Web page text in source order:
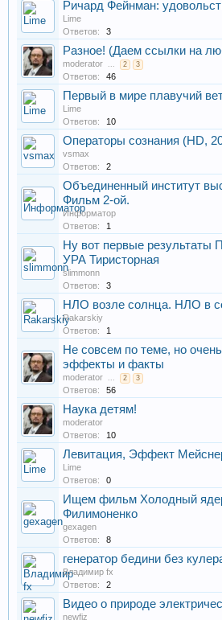
Ричард Фейнман:
Lime
Ответов:
3
Разное! (Даем ссылки на
moderator ... 2 3
Ответов: 46
Первый в мире плавучий
Lime
Ответов:
10
Операторы сознания (HD,
vsmax
Ответов:
2
Объединенный институт
Фильм 2-ой.
Информатор
Ответов:
1
Ну вот первые
УРА Тиристорная
slimmonn
Ответов:
3
НЛО возле солнца. НЛО в
Rakarskiy
Ответов:
1
Не совсем по теме, но
эффекты и факты
moderator ... 2 3
Ответов: 56
Наука детям!
moderator
Ответов:
10
Левитация, Эффект
Lime
Ответов:
0
Ищем фильм Холодный
Филимоненко
gexagen
Ответов:
8
генератор бедини без
Владимир fx
Ответов:
2
Видео о природе
newfiz